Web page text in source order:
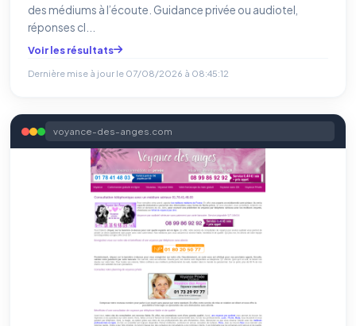
des médiums à l’écoute. Guidance privée ou audiotel,
réponses cl...
Voir les résultats
Dernière mise à jour le 07/08/2026 à 08:45:12
voyance-des-anges.com